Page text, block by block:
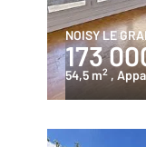
NOISY LE
173
54,5 m2 ,